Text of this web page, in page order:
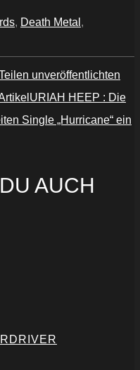
, Death Metal ,
unveröffentlichten
URIAH HEEP : Die
Single „Hurricane“ ein
AUCH